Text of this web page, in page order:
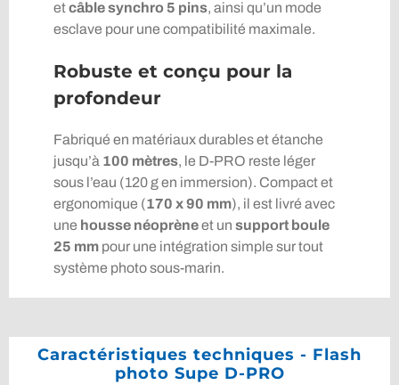
etcâble synchro 5 pins, ainsi qu’un mode
esclave pour une compatibilité maximale.
Robuste et conçu pour la
profondeur
Fabriqué en matériaux durables et étanche
jusqu’à 100 mètres, le D-PRO reste léger
sous l’eau (120 g en immersion). Compact et
ergonomique (170 x 90 mm), il est livré avec
une housse néoprèneet un support boule
25 mmpour une intégration simple sur tout
système photo sous-marin.
Caractéristiques techniques - Flash
photo Supe D-PRO